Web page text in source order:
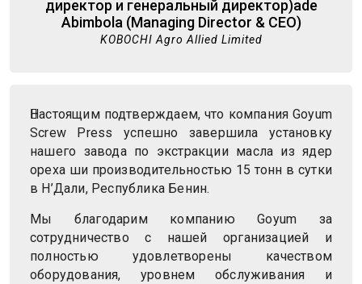
директор и генеральный директор)ade
Abimbola (Managing Director & CEO)
KOBOCHI Agro Allied Limited
Настоящим подтверждаем, что компания Goyum
Screw Press успешно завершила установку
нашего завода по экстракции масла из ядер
ореха ши производительностью 15 тонн в сутки
в Н’Дали, Республика Бенин.
Мы благодарим компанию Goyum за
сотрудничество с нашей организацией и
полностью удовлетворены качеством
оборудования, уровнем обслуживания и